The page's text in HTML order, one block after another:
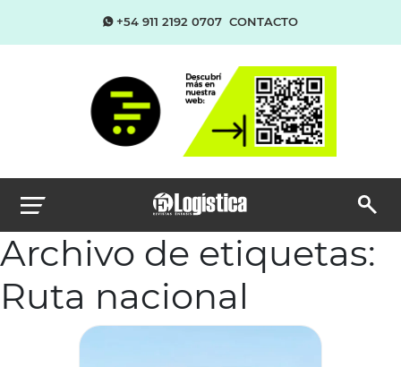
+54 911 2192 0707 CONTACTO
Archivo de etiquetas:
Ruta nacional